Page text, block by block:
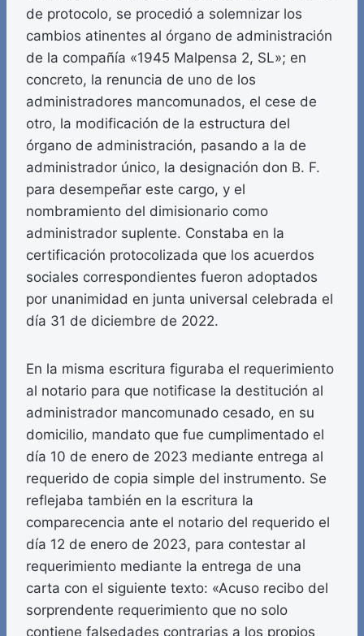
de protocolo, se procedió a solemnizar los
cambios atinentes al órgano de administración
de la compañía «1945 Malpensa 2, SL»; en
concreto, la renuncia de uno de los
administradores mancomunados, el cese de
otro, la modificación de la estructura del
órgano de administración, pasando a la de
administrador único, la designación don B. F.
para desempeñar este cargo, y el
nombramiento del dimisionario como
administrador suplente. Constaba en la
certificación protocolizada que los acuerdos
sociales correspondientes fueron adoptados
por unanimidad en junta universal celebrada el
día 31 de diciembre de 2022.
En la misma escritura figuraba el requerimiento
al notario para que notificase la destitución al
administrador mancomunado cesado, en su
domicilio, mandato que fue cumplimentado el
día 10 de enero de 2023 mediante entrega al
requerido de copia simple del instrumento. Se
reflejaba también en la escritura la
comparecencia ante el notario del requerido el
día 12 de enero de 2023, para contestar al
requerimiento mediante la entrega de una
carta con el siguiente texto: «Acuso recibo del
sorprendente requerimiento que no solo
contiene falsedades contrarias a los propios